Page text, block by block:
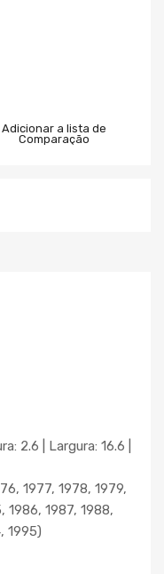
Adicionar a lista de
Comparação
2.6 | Largura: 16.6 |
1977, 1978, 1979,
1986, 1987, 1988,
1995)